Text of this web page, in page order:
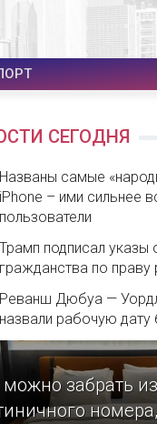
СЕГОДНЯ
Названы самые
iPhone – ими сильнее
пользователи
Трамп подписал указы
гражданства по
Реванш Дюбуа —
назвали рабочую дату
можно забрать из